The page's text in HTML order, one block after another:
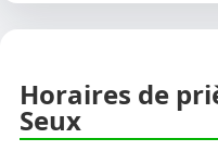
Horaires de
Seux